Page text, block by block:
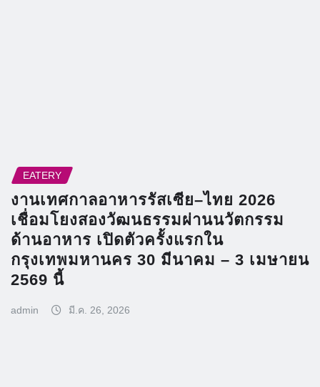
EATERY
งานเทศกาลอาหารรัสเซีย–ไทย 2026
เชื่อมโยงสองวัฒนธรรมผ่านนวัตกรรม
ด้านอาหาร เปิดตัวครั้งแรกใน
กรุงเทพมหานคร 30 มีนาคม – 3 เมษายน
2569 นี้
admin มี.ค. 26, 2026